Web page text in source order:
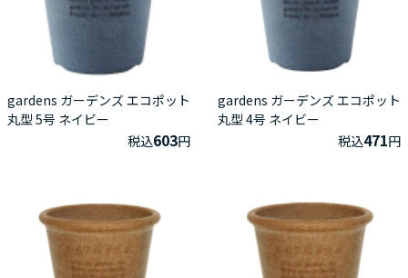
gardens ガーデンズ エコポット
丸型 5号 ネイビー
税込603円
gardens ガーデンズ エコポット
丸型 4号 ネイビー
税込471円